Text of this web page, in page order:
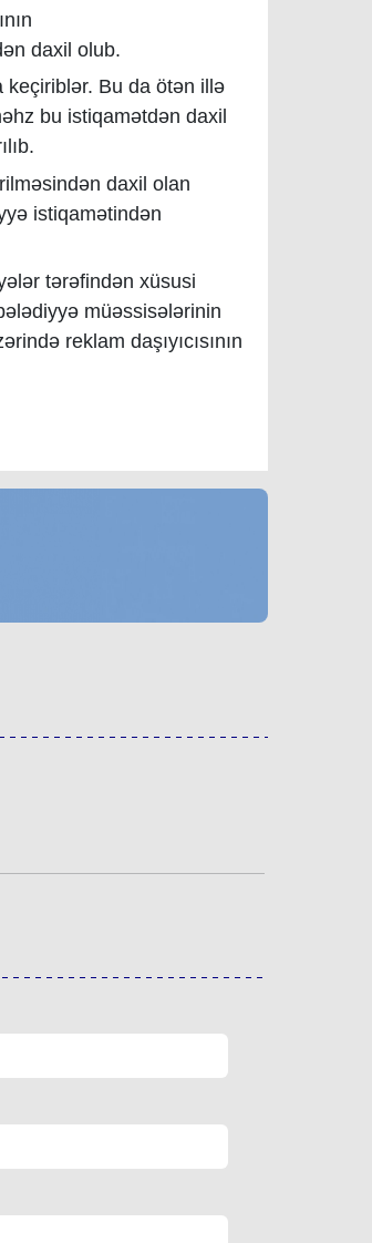
daxil olub.
keçiriblər. Bu da ötən illə
bu istiqamətdən daxil
daxil olan
istiqamətindən
tərəfindən xüsusi
müəssisələrinin
reklam daşıyıcısının